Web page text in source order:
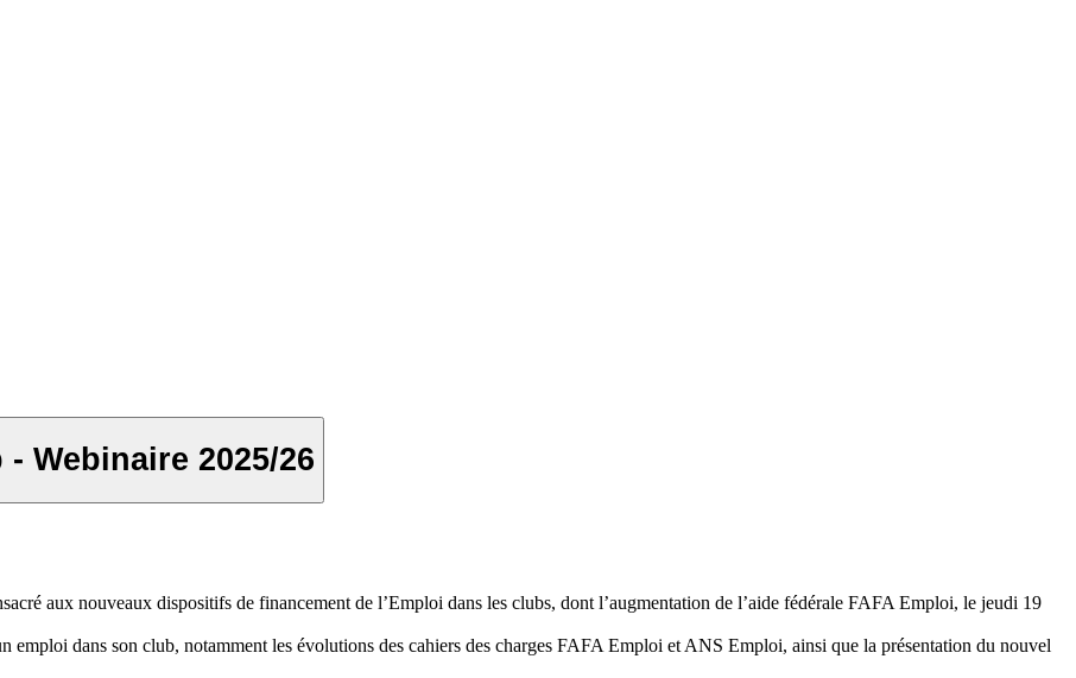
Webinaire 2025/26
aux nouveaux dispositifs de financement de l’Emploi dans les clubs, dont l’augmentation de l’aide fédérale FAFA Emploi, le jeudi 19
emploi dans son club, notamment les évolutions des cahiers des charges FAFA Emploi et ANS Emploi, ainsi que la présentation du nouvel